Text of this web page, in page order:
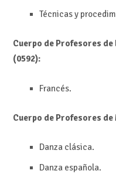
Técnicas y
Cuerpo de Profesores
(0592):
Francés.
Cuerpo de Profesores
Danza clásica.
Danza española.